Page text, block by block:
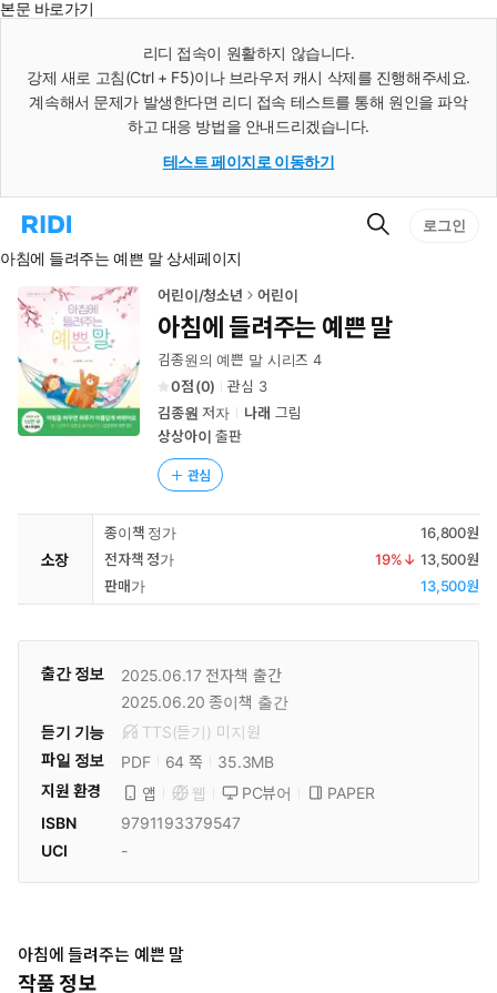
본문 바로가기
리디 접속이 원활하지 않습니다.
강제 새로 고침(Ctrl + F5)이나 브라우저 캐시 삭제를 진행해주세요.
계속해서 문제가 발생한다면 리디 접속 테스트를 통해 원인을 파악
하고 대응 방법을 안내드리겠습니다.
테스트 페이지로 이동하기
리
홈
로
이
동
검
로그인
아침에 들려주는 예쁜 말 상세페이지
어린이/청소년 어린이
아침에 들려주는 예쁜 말
김종원의 예쁜 말 시리즈 4
0
(0) 관심 3
김종원 저자 나래 그림
상상아이 출판
관심
소장
종이책 정가
16,800원
전자책 정가
19%↓ 13,500원
판매가
13,500원
출간 정보 2025.06.17 전자책 출간
2025.06.20 종이책 출간
듣기 기능
TTS(듣기) 미 지원
파일 정보
PDF 64 쪽
35.3MB
지원 환경
앱 웹 PC뷰어
PAPER
ISBN
9791193379547
UCI
-
아침에 들려주는 예쁜 말
작품 정보